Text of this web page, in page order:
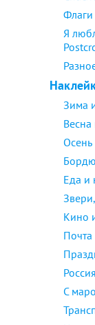
Флаги
Я
Зима
Весна
Осень
Еда и
Кино
Россия
С